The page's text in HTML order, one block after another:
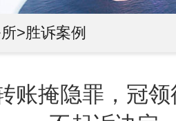
>胜诉案例
账掩隐罪，冠